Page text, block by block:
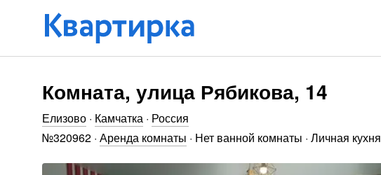
Комната, улица Рябикова, 14
Елизово · Камчатка · Россия
№320962 · Аренда комнаты · Нет ванной комнаты · Личная кухня